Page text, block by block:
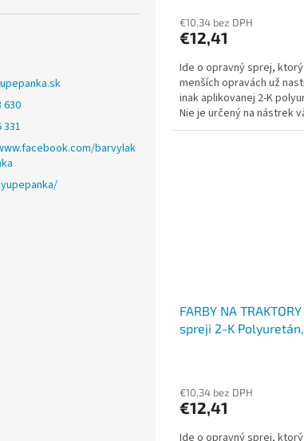
upepanka.sk
630
331
barvylak
€10,34 bez DPH
€12,41
Ide o opravný sprej,
menších opravách už
inak aplikovanej 2-K
Nie je určený na nástrek
dôvodu...
FARBY NA
spreji 2-K Polyuretán,
€10,34 bez DPH
€12,41